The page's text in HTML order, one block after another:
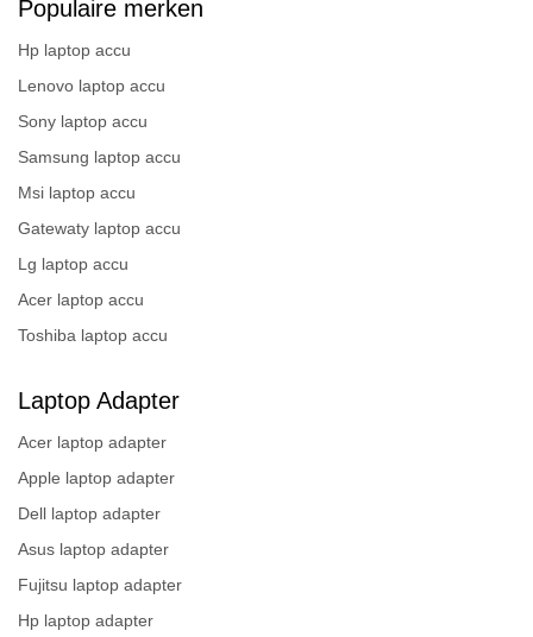
Populaire merken
Hp laptop accu
Lenovo laptop accu
Sony laptop accu
Samsung laptop accu
Msi laptop accu
Gatewaty laptop accu
Lg laptop accu
Acer laptop accu
Toshiba laptop accu
Laptop Adapter
Acer laptop adapter
Apple laptop adapter
Dell laptop adapter
Asus laptop adapter
Fujitsu laptop adapter
Hp laptop adapter